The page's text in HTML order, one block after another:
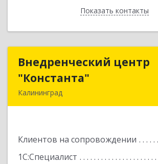
Показать контакты
Назад
Внедренческий центр
"Константа"
Калининград
Клиентов на сопровождении
1С:Специалист